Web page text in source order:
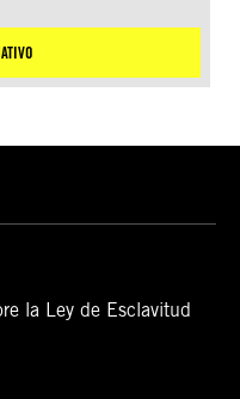
la Ley de Esclavitud